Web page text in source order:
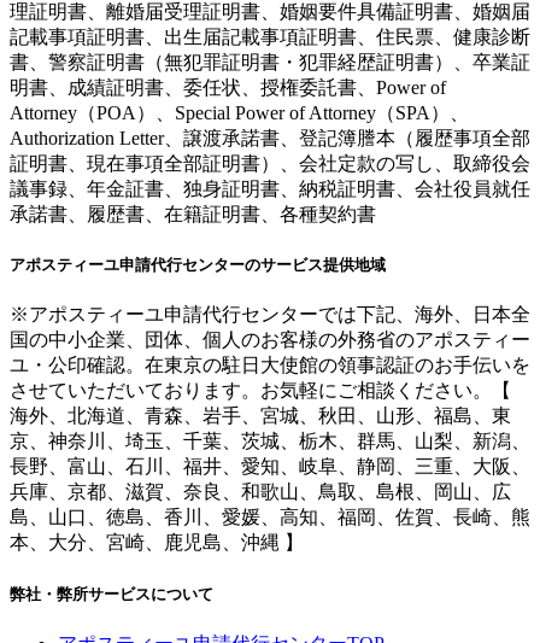
理証明書、離婚届受理証明書、婚姻要件具備証明書、婚姻届
記載事項証明書、出生届記載事項証明書、住民票、健康診断
書、警察証明書（無犯罪証明書・犯罪経歴証明書）、卒業証
明書、成績証明書、委任状、授権委託書、Power of
Attorney（POA）、Special Power of Attorney（SPA）、
Authorization Letter、譲渡承諾書、登記簿謄本（履歴事項全部
証明書、現在事項全部証明書）、会社定款の写し、取締役会
議事録、年金証書、独身証明書、納税証明書、会社役員就任
承諾書、履歴書、在籍証明書、各種契約書
アポスティーユ申請代行センターのサービス提供地域
※アポスティーユ申請代行センターでは下記、海外、日本全
国の中小企業、団体、個人のお客様の外務省のアポスティー
ユ・公印確認。在東京の駐日大使館の領事認証のお手伝いを
させていただいております。お気軽にご相談ください。【
海外、北海道、青森、岩手、宮城、秋田、山形、福島、東
京、神奈川、埼玉、千葉、茨城、栃木、群馬、山梨、新潟、
長野、富山、石川、福井、愛知、岐阜、静岡、三重、大阪、
兵庫、京都、滋賀、奈良、和歌山、鳥取、島根、岡山、広
島、山口、徳島、香川、愛媛、高知、福岡、佐賀、長崎、熊
本、大分、宮崎、鹿児島、沖縄 】
弊社・弊所サービスについて